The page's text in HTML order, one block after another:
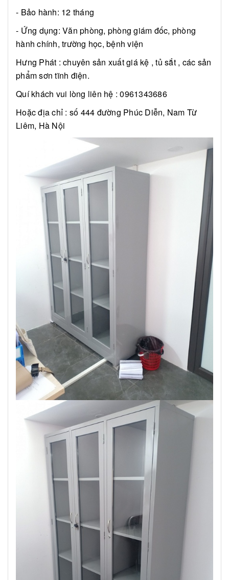
- Bảo hành: 12 tháng
- Ứng dụng: Văn phòng, phòng giám đốc, phòng
hành chính, trường học, bệnh viện
Hưng Phát : chuyên sản xuất giá kệ , tủ sắt , các sản
phẩm sơn tĩnh điện.
Quí khách vui lòng liên hệ : 0961343686
Hoặc địa chỉ : số 444 đường Phúc Diễn, Nam Từ
Liêm, Hà Nội